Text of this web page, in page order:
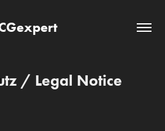
/ Legal Notice